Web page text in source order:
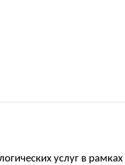
услуг в рамках